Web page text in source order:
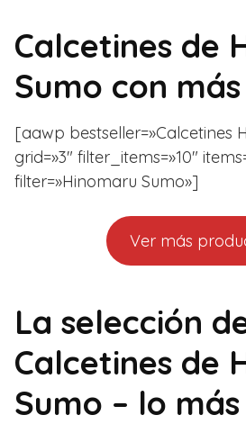
Calcetines de
Sumo con
[aawp bestseller=»Calcetines
grid=»3″ filter_items=»10″
filter=»Hinomaru Sumo»]
Ver más
La selección
Calcetines de
Sumo – lo